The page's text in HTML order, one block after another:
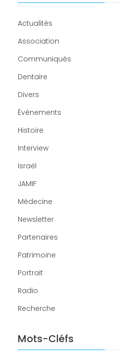
Actualités
Association
Communiqués
Dentaire
Divers
Événements
Histoire
Interview
Israël
JAMIF
Médecine
Newsletter
Partenaires
Patrimoine
Portrait
Radio
Recherche
Mots-Cléfs